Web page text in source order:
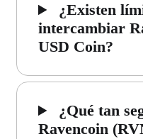
¿Existen
intercambiar
USD Coin?
¿Qué tan
Ravencoin